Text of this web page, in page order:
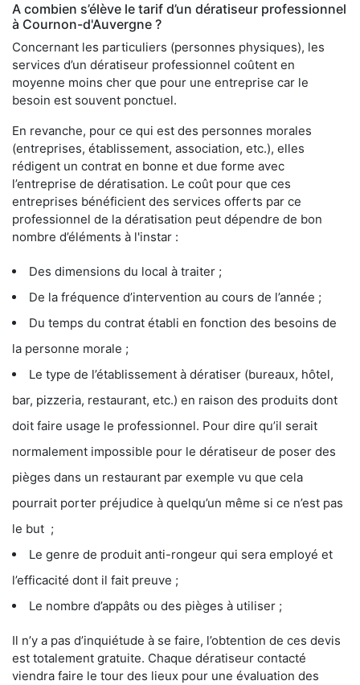
A combien s’élève le tarif d’un dératiseur professionnel
à Cournon-d'Auvergne ?
Concernant les particuliers (personnes physiques), les
services d’un dératiseur professionnel coûtent en
moyenne moins cher que pour une entreprise car le
besoin est souvent ponctuel.
En revanche, pour ce qui est des personnes morales
(entreprises, établissement, association, etc.), elles
rédigent un contrat en bonne et due forme avec
l’entreprise de dératisation. Le coût pour que ces
entreprises bénéficient des services offerts par ce
professionnel de la dératisation peut dépendre de bon
nombre d’éléments à l'instar :
Des dimensions du local à traiter ;
De la fréquence d’intervention au cours de l’année ;
Du temps du contrat établi en fonction des besoins de
la personne morale ;
Le type de l’établissement à dératiser (bureaux, hôtel,
bar, pizzeria, restaurant, etc.) en raison des produits dont
doit faire usage le professionnel. Pour dire qu’il serait
normalement impossible pour le dératiseur de poser des
pièges dans un restaurant par exemple vu que cela
pourrait porter préjudice à quelqu’un même si ce n’est pas
le but ;
Le genre de produit anti-rongeur qui sera employé et
l’efficacité dont il fait preuve ;
Le nombre d’appâts ou des pièges à utiliser ;
Il n’y a pas d’inquiétude à se faire, l’obtention de ces devis
est totalement gratuite. Chaque dératiseur contacté
viendra faire le tour des lieux pour une évaluation des